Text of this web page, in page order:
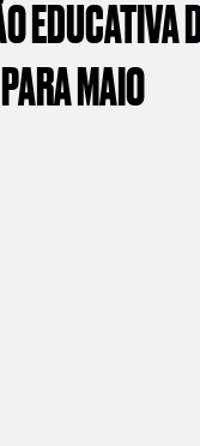
EDUCATIVA
PARAMAIO